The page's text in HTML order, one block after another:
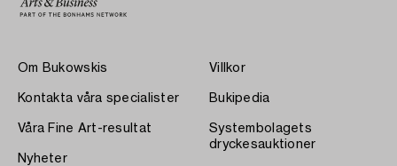
Om Bukowskis
Kontakta våra specialister
Våra Fine Art-resultat
Nyheter
Villkor
Bukipedia
Systembolagets
dryckesauktioner